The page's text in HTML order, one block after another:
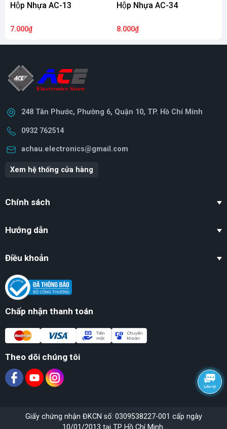
Hộp Nhựa AC-13
7.000₫
Hộp Nhựa AC-34
8.000₫
248 Tân Phước, Phường 6, Quận 10, TP. Hồ Chí Minh
0932 762514
achau.electronics@gmail.com
Xem hệ thống cửa hàng
Chính sách
Hướng dẫn
Điều khoản
Chấp nhận thanh toán
Theo dõi chúng tôi
Giấy chứng nhận ĐKCN số: 0309538227-001 cấp ngày
10/01/2013 tại TP Hồ Chí Minh.